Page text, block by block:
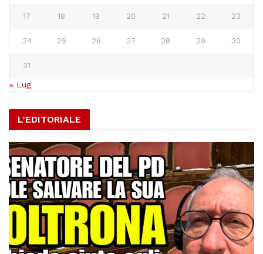
17 18 19 20 21 22 23
24 25 26 27 28 29 30
31
« Lug
L’EDITORIALE